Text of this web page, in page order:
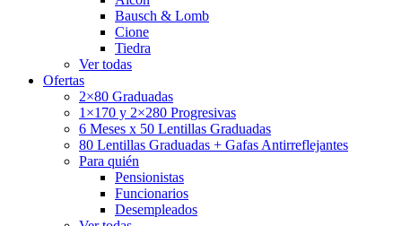
Bausch & Lomb
Cione
Tiedra
Ver todas
Ofertas
2×80 Graduadas
1×170 y 2×280 Progresivas
6 Meses x 50 Lentillas Graduadas
80 Lentillas Graduadas + Gafas Antirreflejantes
Para quién
Pensionistas
Funcionarios
Desempleados